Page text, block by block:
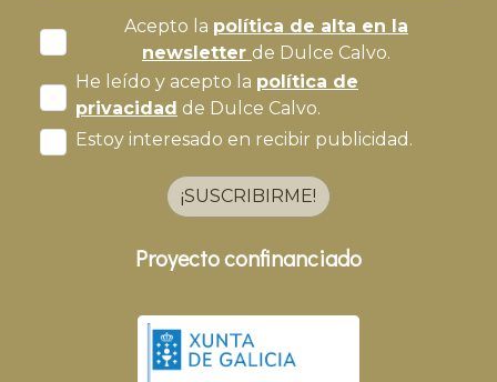
Acepto la política de alta en la
newsletter de Dulce Calvo.
He leído y acepto la política de
privacidad de Dulce Calvo.
Estoy interesado en recibir publicidad.
¡SUSCRIBIRME!
Proyecto confinanciado